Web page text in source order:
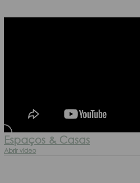
Espaços & Casas
Abrir video